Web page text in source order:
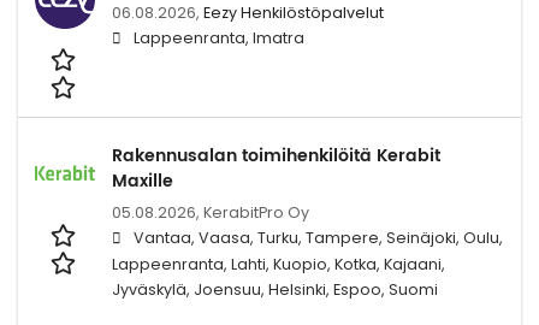
06.08.2026, Eezy Henkilöstöpalvelut
Lappeenranta, Imatra
Rakennusalan toimihenkilöitä Kerabit
Maxille
05.08.2026, KerabitPro Oy
Vantaa, Vaasa, Turku, Tampere, Seinäjoki, Oulu,
Lappeenranta, Lahti, Kuopio, Kotka, Kajaani,
Jyväskylä, Joensuu, Helsinki, Espoo, Suomi